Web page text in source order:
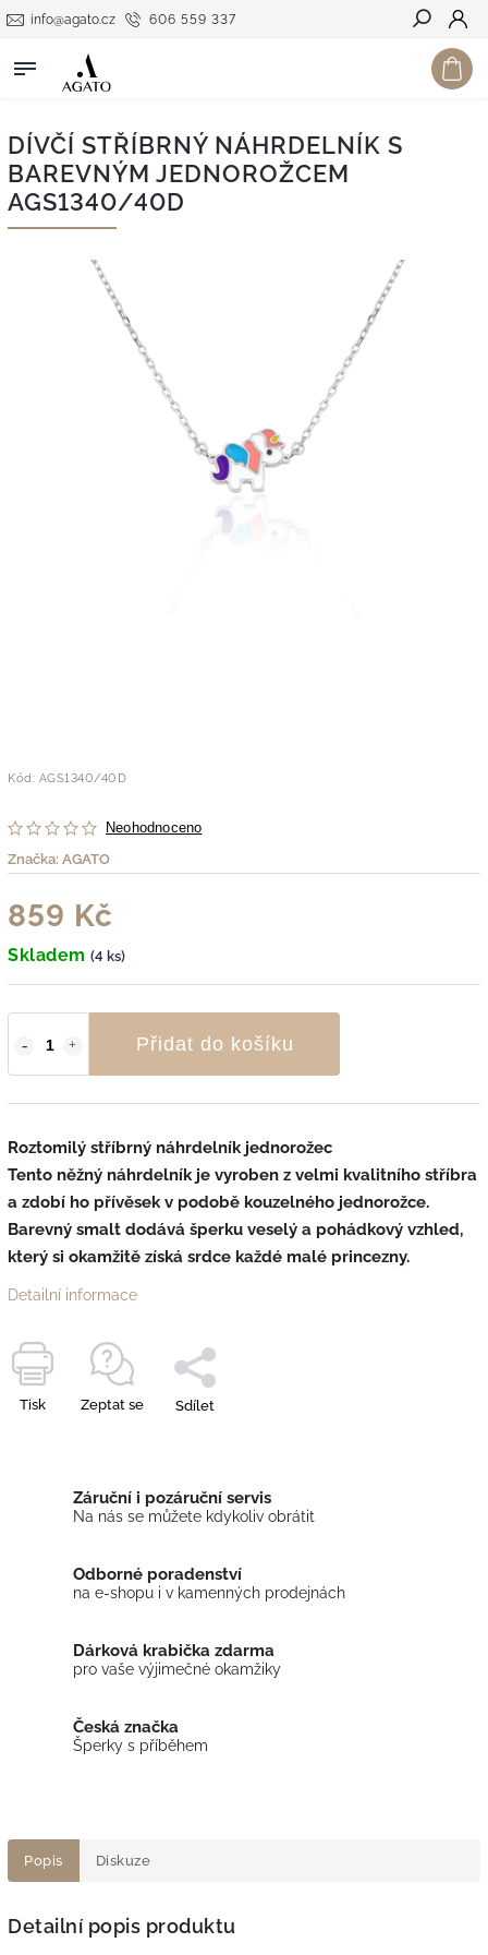
606 559 337
info@agato.cz
Hledat
DÍVČÍ STŘÍBRNÝ NÁHRDELNÍK S
BAREVNÝM JEDNOROŽCEM
AGS1340/40D
Kód: AGS1340/40D
Neohodnoceno
Značka: AGATO
859 Kč
Skladem (4 ks)
Přidat do košíku
Roztomilý stříbrný náhrdelník jednorožec
Tento něžný náhrdelník je vyroben z velmi kvalitního stříbra
a zdobí ho přívěsek v podobě kouzelného jednorožce.
Barevný smalt dodává šperku veselý a pohádkový vzhled,
který si okamžitě získá srdce každé malé princezny.
Detailní informace
Tisk Zeptat se Sdílet
Záruční i pozáruční servis
Na nás se můžete kdykoliv obrátit
Odborné poradenství
na e-shopu i v kamenných prodejnách
Dárková krabička zdarma
pro vaše výjimečné okamžiky
Česká značka
Šperky s příběhem
Popis Diskuze
Detailní popis produktu